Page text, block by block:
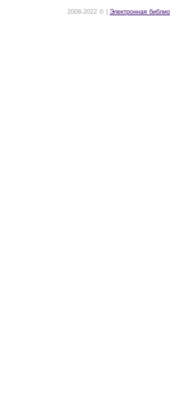
2008-2022 © | Электронная